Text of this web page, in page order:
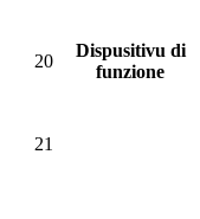
20
Dispusitivu di
funzione
21